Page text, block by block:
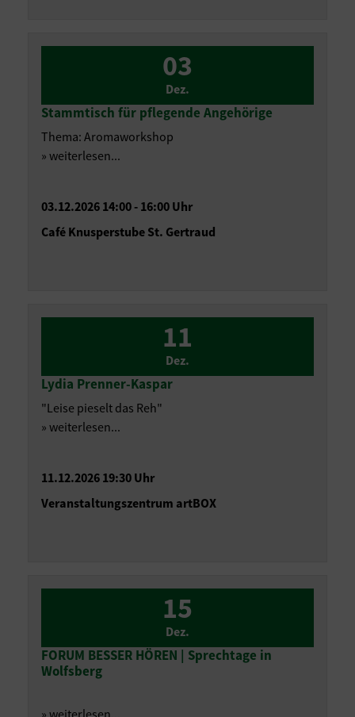
03
Dez.
Stammtisch für pflegende Angehörige
Thema: Aromaworkshop
» weiterlesen...
03.12.2026 14:00 - 16:00 Uhr
Café Knusperstube St. Gertraud
11
Dez.
Lydia Prenner-Kaspar
"Leise pieselt das Reh"
» weiterlesen...
11.12.2026 19:30 Uhr
Veranstaltungszentrum artBOX
15
Dez.
FORUM BESSER HÖREN | Sprechtage in
Wolfsberg
» weiterlesen...